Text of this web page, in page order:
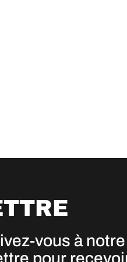
vous à notre
pour